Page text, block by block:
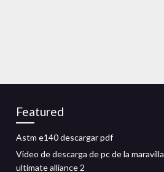
Featured
Astm e140 descargar pdf
Video de descarga de pc de la maravilla
ultimate alliance 2